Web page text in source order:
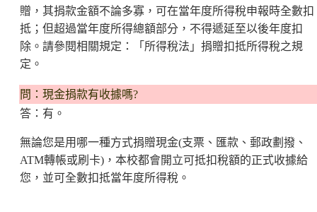
贈，其捐款金額不論多寡，可在當年度所得稅申報時全數扣
抵；但超過當年度所得總額部分，不得遞延至以後年度扣
除。請參閱相關規定：「所得稅法」捐贈扣抵所得稅之規
定。
問：現金捐款有收據嗎?
答：有。
無論您是用哪一種方式捐贈現金(支票、匯款、郵政劃撥、
ATM轉帳或刷卡)，本校都會開立可抵扣稅額的正式收據給
您，並可全數扣抵當年度所得稅。